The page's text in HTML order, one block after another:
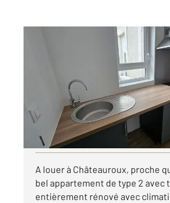
Appartement T2 à louer
540 €
par mois charges comprises
Visiter le site dédié
A louer à Châteauroux, proche
bel appartement de type 2 avec
entièrement rénové avec